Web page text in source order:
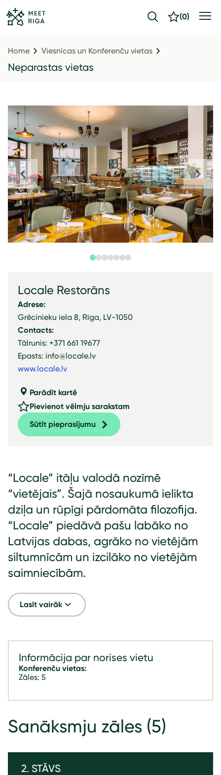
(0)
Home Viesnīcas un Konferenču vietas
Neparastas vietas
Locale Restorāns
Adrese:
Grēcinieku iela 8, Rīga, LV-1050
Contacts:
Tālrunis: +371 661 19677
Epasts: info@locale.lv
www.locale.lv
Parādīt kartē
Pievienot vēlmju sarakstam
Sūtīt pieprasījumu
“Locale” itāļu valodā nozīmē
“vietējais”. Šajā nosaukumā ielikta
dziļa un rūpīgi pārdomāta filozofija.
“Locale” piedāvā pašu labāko no
Latvijas dabas, agrāko no vietējām
siltumnīcām un izcilāko no vietējām
saimniecībām.
Lasīt vairāk
Informācija par norises vietu
Konferenču vietas:
Zāles: 5
Sanāksmju zāles (5)
2. STĀVS